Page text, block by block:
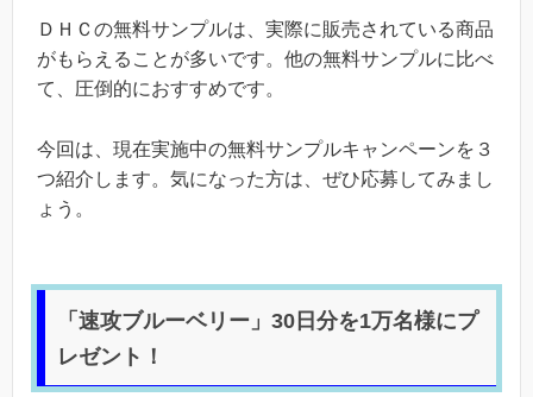
ＤＨＣの無料サンプルは、実際に販売されている商品
がもらえることが多いです。他の無料サンプルに比べ
て、圧倒的におすすめです。
今回は、現在実施中の無料サンプルキャンペーンを３
つ紹介します。気になった方は、ぜひ応募してみまし
ょう。
「速攻ブルーベリー」30日分を1万名様にプ
レゼント！